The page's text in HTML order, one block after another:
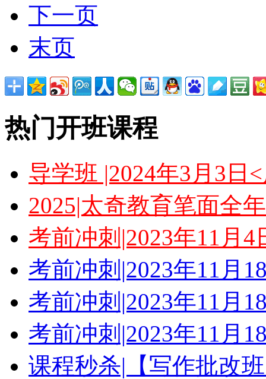
下一页
末页
热门开班课程
导学班 |2024年3月3日
2025|太奇教育笔面全
考前冲刺|2023年11月
考前冲刺|2023年11月
考前冲刺|2023年11月
考前冲刺|2023年11月
课程秒杀|【写作批改